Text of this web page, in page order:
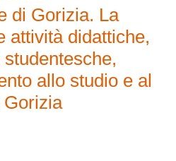
di Gorizia. La
attività didattiche,
allo studio e al